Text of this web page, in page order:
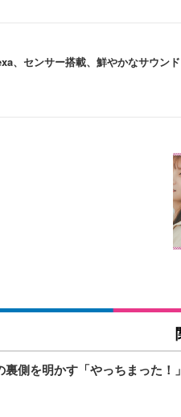
、センサー搭載、鮮やかなサウン
い 跳ね上げ式アームレスト コン
ワーク チェア 強化バックレス
事務用 おしゃれ パソコンチェア (ブ
EV3240X-WT | 31.5型4K UHD・
フック付き（CFI-ZDM1J）
1回使い捨て 無香料 ホワイト 300
り 単品
側を明かす「やっちまった！」